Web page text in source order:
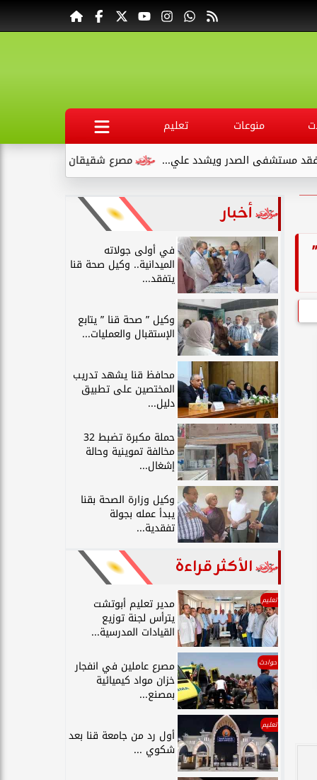
منوعات
تعليم
مصرع شقيقان وإصابة طفلين في انقلاب سيارة
ويشدد علي...
أخبار
في أولى جولاته
الميدانية.. وكيل صحة قنا
يتفقد...
وكيل ” صحة قنا ” يتابع
الإستقبال والعمليات...
محافظ قنا يشهد تدريب
المختصين على تطبيق
دليل...
حملة مكبرة تضبط 32
مخالفة تموينية وحالة
إشغال...
وكيل وزارة الصحة بقنا
يبدأ عمله بجولة
تفقدية...
الأكثر قراءة
تعليم مدير تعليم أبوتشت
يترأس لجنة توزيع
القيادات المدرسية...
حوادث مصرع عاملين في انفجار
خزان مواد كيميائية
بمصنع...
تعليم
أول رد من جامعة قنا بعد
شكوي ...